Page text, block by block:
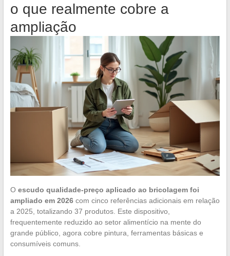
o que realmente cobre a
ampliação
O escudo qualidade-preço aplicado ao bricolagem foi
ampliado em 2026com cinco referências adicionais em relação
a 2025, totalizando 37 produtos. Este dispositivo,
frequentemente reduzido ao setor alimentício na mente do
grande público, agora cobre pintura, ferramentas básicas e
consumíveis comuns.